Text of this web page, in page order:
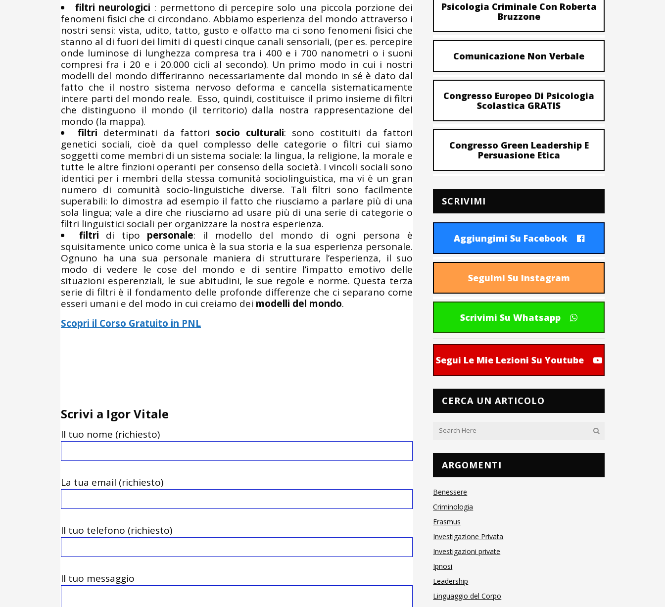
filtri neurologici : permettono di percepire solo una piccola porzione dei
fenomeni fisici che ci circondano. Abbiamo esperienza del mondo attraverso i
nostri sensi: vista, udito, tatto, gusto e olfatto ma ci sono fenomeni fisici che
stanno al di fuori dei limiti di questi cinque canali sensoriali, (per es. percepire
onde luminose di lunghezza compresa tra i 400 e i 700 nanometri o i suoni
compresi fra i 20 e i 20.000 cicli al secondo). Un primo modo in cui i nostri
modelli del mondo differiranno necessariamente dal mondo in sé è dato dal
fatto che il nostro sistema nervoso deforma e cancella sistematicamente
intere parti del mondo reale. Esso, quindi, costituisce il primo insieme di filtri
che distinguono il mondo (il territorio) dalla nostra rappresentazione del
mondo (la mappa).
filtri determinati da fattori socio culturali: sono costituiti da fattori
genetici sociali, cioè da quel complesso delle categorie o filtri cui siamo
soggetti come membri di un sistema sociale: la lingua, la religione, la morale e
tutte le altre finzioni operanti per consenso della società. I vincoli sociali sono
identici per i membri della stessa comunità sociolinguistica, ma vi è un gran
numero di comunità socio-linguistiche diverse. Tali filtri sono facilmente
superabili: lo dimostra ad esempio il fatto che riusciamo a parlare più di una
sola lingua; vale a dire che riusciamo ad usare più di una serie di categorie o
filtri linguistici sociali per organizzare la nostra esperienza.
filtri di tipo personale: il modello del mondo di ogni persona è
squisitamente unico come unica è la sua storia e la sua esperienza personale.
Ognuno ha una sua personale maniera di strutturare l’esperienza, il suo
modo di vedere le cose del mondo e di sentire l’impatto emotivo delle
situazioni esperenziali, le sue abitudini, le sue regole e norme. Questa terza
serie di filtri è il fondamento delle profonde differenze che ci separano come
esseri umani e del modo in cui creiamo dei modelli del mondo.
Scopri il Corso Gratuito in PNL
Scrivi a Igor Vitale
Il tuo nome (richiesto)
La tua email (richiesto)
Il tuo telefono (richiesto)
Il tuo messaggio
Psicologia Criminale Con Roberta
Bruzzone
Comunicazione Non Verbale
Congresso Europeo Di Psicologia
Scolastica GRATIS
Congresso Green Leadership E
Persuasione Etica
SCRIVIMI
Aggiungimi Su Facebook
Seguimi Su Instagram
Scrivimi Su Whatsapp
Segui Le Mie Lezioni Su Youtube
CERCA UN ARTICOLO
ARGOMENTI
Benessere
Criminologia
Erasmus
Investigazione Privata
Investigazioni private
Ipnosi
Leadership
Linguaggio del Corpo